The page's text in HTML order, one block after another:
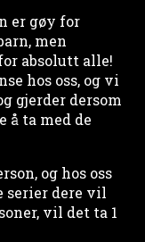
er gøy for
men
absolutt alle!
hos oss, og vi
gjerder dersom
å ta med de
og hos oss
serier dere vil
vil det ta 1